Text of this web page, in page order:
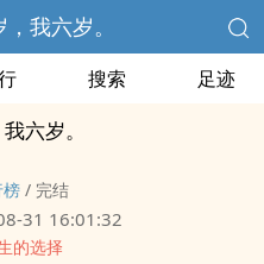
我六岁。
搜索 足迹
六岁。
/ 完结
31 16:01:32
的选择